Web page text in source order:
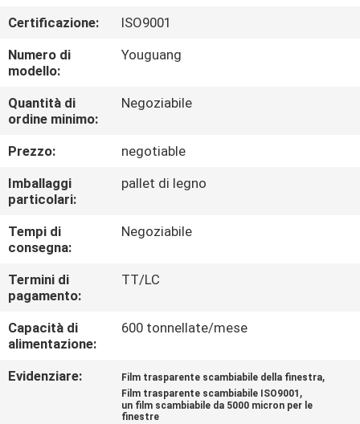
SPETTACOLO
VR
SU
DI
NOI
VISITA
ALLA
FABBRICA
CONTROLLO
QUALITÀ
CONTATTACI
Certificazione:
ISO9001
Numero di
modello:
Youguang
Quantità di
ordine minimo:
Negoziabile
Prezzo:
negotiable
Imballaggi
particolari:
pallet di legno
Tempi di
consegna:
Negoziabile
Termini di
pagamento:
TT/LC
Capacità di
alimentazione:
600 tonnellate/mese
Evidenziare: Film trasparente scambiabile della finestra,
Film trasparente scambiabile ISO9001 ,
un film scambiabile da 5000 micron per le
finestre